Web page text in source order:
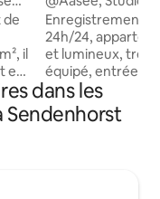
de
il
est
de bain, cuisine,
Enregistrement/
24h/24,
et lumineux, très
équipé, entrée
colimaçon étroit
bains privée,
équipée +
dans les
Sendenhorst